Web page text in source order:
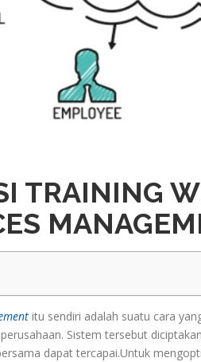
TRAINING
itu sendiri adalah suatu cara
Sistem tersebut
dapat tercapai.Untuk